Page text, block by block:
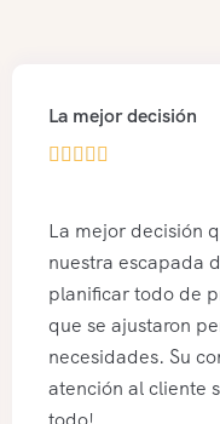
Menorca es un
    
Menorca es un
hacer que lo
varias actividades
nuestras
pasión de su
¡Totalmente